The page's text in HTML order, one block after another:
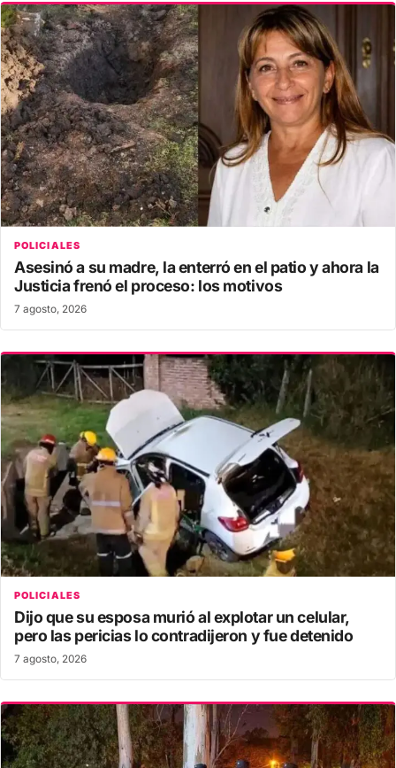
POLICIALES
Asesinó a su madre, la enterró en el patio y ahora la
Justicia frenó el proceso: los motivos
7 agosto, 2026
POLICIALES
Dijo que su esposa murió al explotar un celular,
pero las pericias lo contradijeron y fue detenido
7 agosto, 2026